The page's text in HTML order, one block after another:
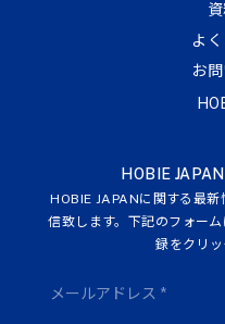
HOBIE
HOBIE JAPANに関する最
信致します。下記のフォー
録をクリッ
よ
お